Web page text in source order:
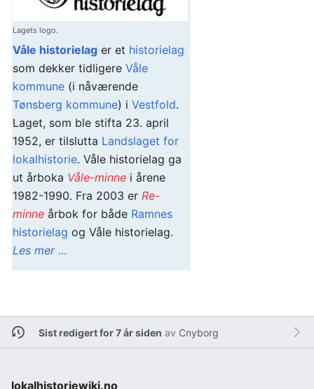
Lagets logo.
Våle historielag er et historielag
som dekker tidligere Våle
kommune (i nåværende
Tønsberg kommune) i Vestfold.
Laget, som ble stifta 23. april
1952, er tilslutta Landslaget for
lokalhistorie. Våle historielag ga
ut årboka Våle-minne i årene
1982-1990. Fra 2003 er Re-
minne årbok for både Ramnes
historielag og Våle historielag.
Les mer …
Sist redigert for 7 år siden av Cnyborg
lokalhistoriewiki.no